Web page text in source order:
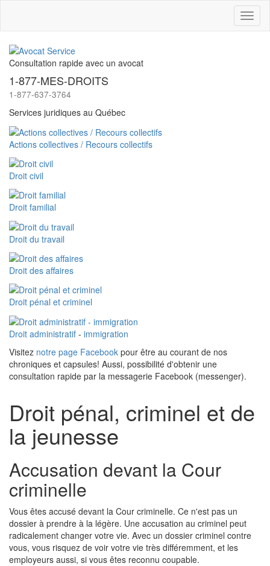
Consultation rapide avec un avocat
1-877-MES-DROITS
1-877-637-3764
Services juridiques au Québec
Actions collectives / Recours collectifs
Droit civil
Droit familial
Droit du travail
Droit des affaires
Droit pénal et criminel
Droit administratif - immigration
Visitez notre page Facebook pour être au courant de nos
chroniques et capsules! Aussi, possibilité d'obtenir une
consultation rapide par la messagerie Facebook (messenger).
Droit pénal, criminel et de
la jeunesse
Accusation devant la Cour
criminelle
Vous êtes accusé devant la Cour criminelle. Ce n'est pas un
dossier à prendre à la légère. Une accusation au criminel peut
radicalement changer votre vie. Avec un dossier criminel contre
vous, vous risquez de voir votre vie très différemment, et les
employeurs aussi, si vous êtes reconnu coupable.